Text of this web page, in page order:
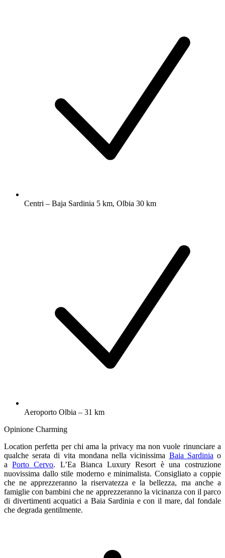
Centri – Baja Sardinia 5 km, Olbia 30 km
Aeroporto Olbia – 31 km
Opinione Charming
Location perfetta per chi ama la privacy ma non vuole rinunciare a
qualche serata di vita mondana nella vicinissima Baia Sardinia o
aPorto Cervo. L’Ea Bianca Luxury Resort è una costruzione
nuovissima dallo stile moderno e minimalista. Consigliato a coppie
che ne apprezzeranno la riservatezza e la bellezza, ma anche a
famiglie con bambini che ne apprezzeranno la vicinanza con il parco
di divertimenti acquatici a Baia Sardinia e con il mare, dal fondale
che degrada gentilmente.